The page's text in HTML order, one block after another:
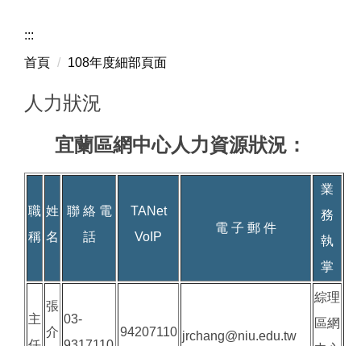
:::
首頁
108年度細部頁面
人力狀況
宜蘭區網中心人力資源狀況：
職
稱
姓
名
聯 絡 電
話
TANet
VoIP
電 子 郵 件
業
務
執
掌
主
張
介
03-
94207110 jrchang@niu.edu.tw
綜理
區網